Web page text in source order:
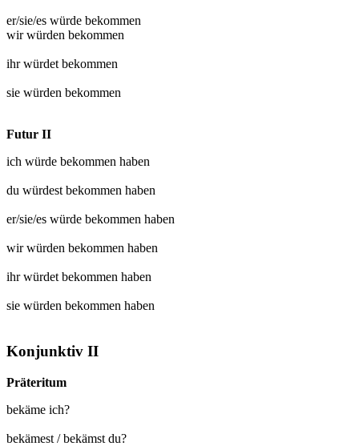
er/sie/es würde bekommen
wir würden bekommen
ihr würdetbekommen
sie würden bekommen
Futur II
ich würde bekommen haben
du würdestbekommen haben
er/sie/es würde bekommen haben
wir würden bekommen haben
ihr würdetbekommen haben
sie würden bekommen haben
Konjunktiv II
Präteritum
bekäme ich?
bekämest / bekämst du?